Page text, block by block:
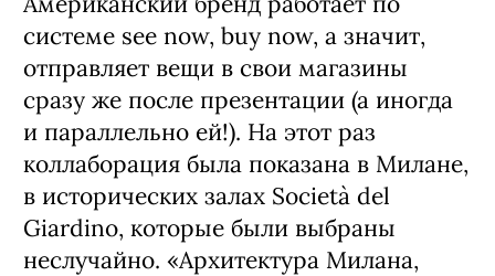
системе see now, buy now, а значит,
отправляет вещи в свои магазины
сразу же после презентации (а иногда
и параллельно ей!). На этот раз
коллаборация была показана в Милане,
в исторических залах Società del
Giardino, которые были выбраны
неслучайно. «Архитектура Милана,